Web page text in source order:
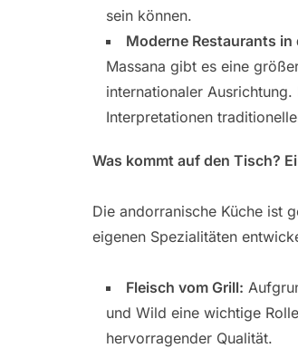
sein können.
Moderne Restaurants
Massana gibt es eine
internationaler
Interpretationen
Was kommt auf den Tisch?
Die andorranische Küche ist
eigenen Spezialitäten
Fleisch vom Grill:
und Wild eine wichtige
hervorragender Qualität.